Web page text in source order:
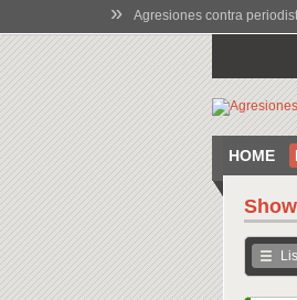
» Agresiones contra
HOME